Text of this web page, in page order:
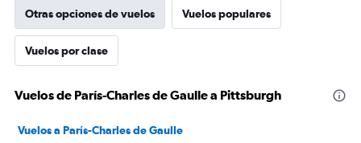
Otras opciones de vuelos Vuelos populares
Vuelos por clase
Vuelos de París-Charles de Gaulle a Pittsburgh
Vuelos a París-Charles de Gaulle